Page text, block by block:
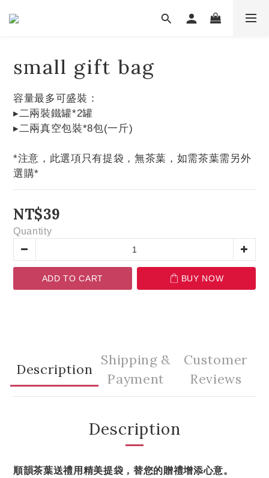
small gift bag
容量最多可盛裝：
▸二兩裝鐵罐*2罐
▸二兩真空包裝*8包(一斤)
*注意，此選項只有提袋，無茶葉，如需茶葉需另外
選購*
NT$39
Quantity
ADD TO CART BUY NOW
Description
Shipping &
Payment
Customer
Reviews
Description
順韻茶葉送禮用精美提袋，替您的贈禮增添心意。